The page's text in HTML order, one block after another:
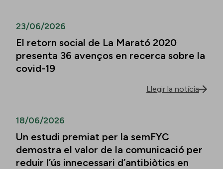
23/06/2026
El retorn social de La Marató 2020
presenta 36 avenços en recerca sobre la
covid-19
Llegir la notícia
18/06/2026
Un estudi premiat per la semFYC
demostra el valor de la comunicació per
reduir l’ús innecessari d’antibiòtics en